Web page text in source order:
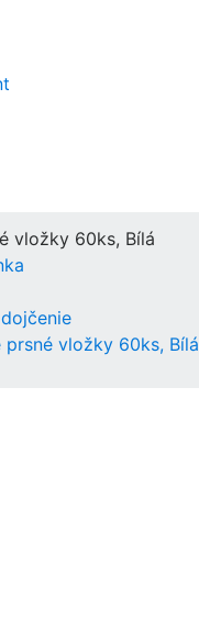
vložky 60ks, Bílá
vložky 60ks, Bílá